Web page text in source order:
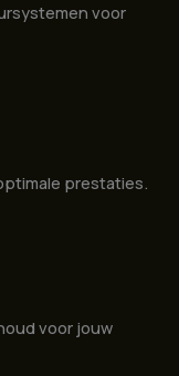
voor
prestaties.
voor jouw